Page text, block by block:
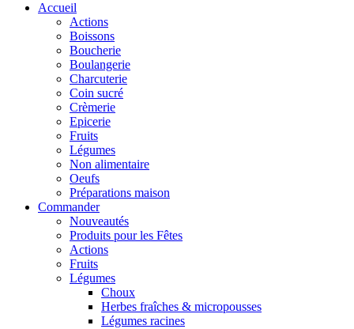
Accueil
Actions
Boissons
Boucherie
Boulangerie
Charcuterie
Coin sucré
Crèmerie
Epicerie
Fruits
Légumes
Non alimentaire
Oeufs
Préparations maison
Commander
Nouveautés
Produits pour les Fêtes
Actions
Fruits
Légumes
Choux
Herbes fraîches & micropousses
Légumes racines